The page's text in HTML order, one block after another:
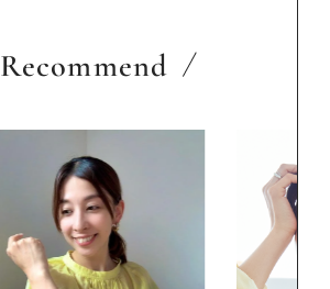
Recommend